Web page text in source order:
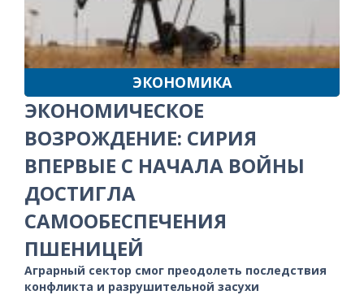
ЭКОНОМИКА
ЭКОНОМИЧЕСКОЕ
ВОЗРОЖДЕНИЕ: СИРИЯ
ВПЕРВЫЕ С НАЧАЛА ВОЙНЫ
ДОСТИГЛА
САМООБЕСПЕЧЕНИЯ
ПШЕНИЦЕЙ
Аграрный сектор смог преодолеть последствия
конфликта и разрушительной засухи